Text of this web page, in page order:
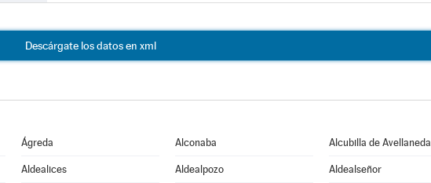
Descárgate los datos en xml
Ágreda Alconaba Alcubilla de Avellaneda
Aldealices Aldealpozo Aldealseñor